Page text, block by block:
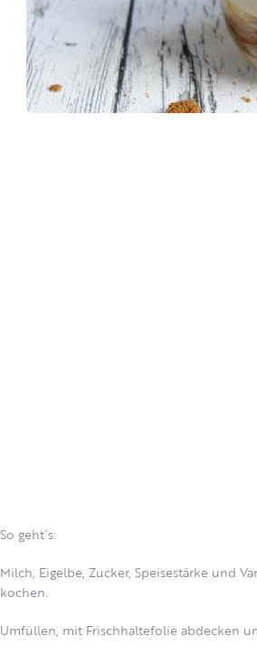
So geht´s:
Milch, Eigelbe, Zucker, Speisestärke und
kochen.
Umfüllen, mit Frischhaltefolie abdecken